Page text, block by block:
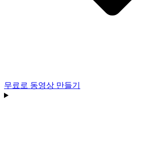
무료로 동영상 만들기